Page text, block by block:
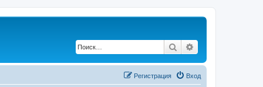
Поиск
Вход
Регистрация